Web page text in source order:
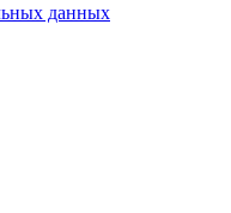
данных